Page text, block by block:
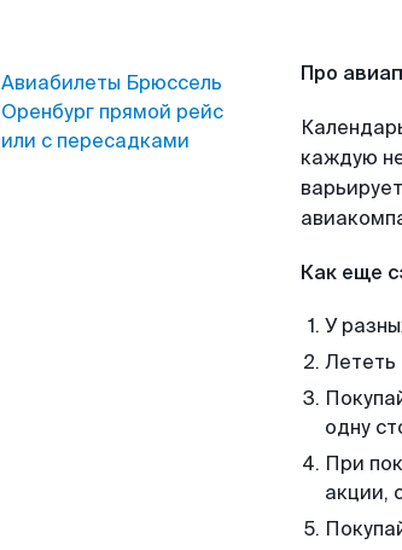
Авиабилеты Брюссель
Оренбург прямой рейс
или с пересадками
Про
каждую
Как еще
У
Лететь
одну
При
акции,